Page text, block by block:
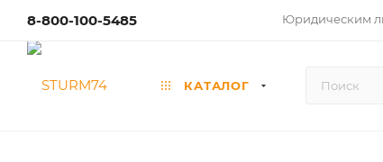
8-800-100-5485 Юридическим
КАТАЛОГ